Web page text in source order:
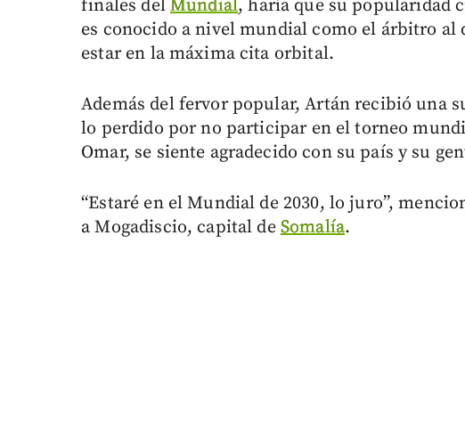
finales del Mundial, haría que su popularidad
es conocido a nivel mundial como el árbitro al
estar en la máxima cita orbital.
Además del fervor popular, Artán recibió una
lo perdido por no participar en el torneo
Omar, se siente agradecido con su país y su
“Estaré en el Mundial de 2030, lo juro”,
a Mogadiscio, capital deSomalía.